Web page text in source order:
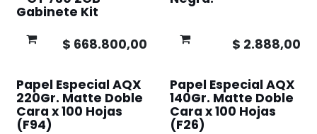
Gabinete Kit
$ 668.800,00 $ 2.888,00
Papel Especial AQX
220Gr. Matte Doble
Cara x 100 Hojas
(F94)
Papel Especial AQX
140Gr. Matte Doble
Cara x 100 Hojas
(F26)